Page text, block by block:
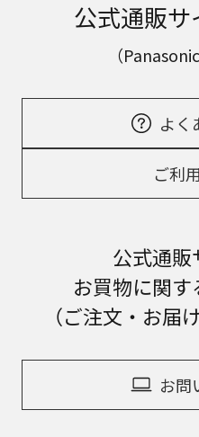
公式通販サ
（
よく
ご利
公式通販
お買物に関
（ご注文・お届
お問